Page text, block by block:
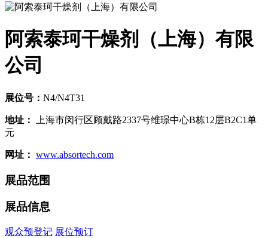
阿索泰珂干燥剂（上海）有限
公司
展位号： N4/N4T31
地址：
上海市闵行区顾戴路2337号维璟中心B栋12层B2C1单
元
网址： www.absortech.com
展品范围
展品信息
观众预登记 展位预订